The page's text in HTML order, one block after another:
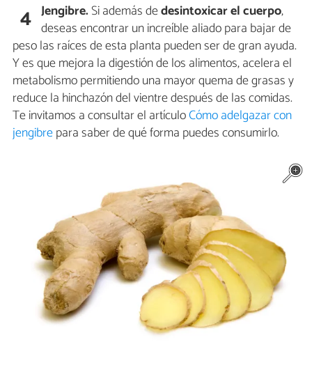
4 Jengibre.Si además dedesintoxicar el cuerpo,
deseas encontrar un increíble aliado para bajar de
peso las raíces de esta planta pueden ser de gran ayuda.
Y es que mejora la digestión de los alimentos, acelera el
metabolismo permitiendo una mayor quema de grasas y
reduce la hinchazón del vientre después de las comidas.
Te invitamos a consultar el artículoCómo adelgazar con
jengibrepara saber de qué forma puedes consumirlo.